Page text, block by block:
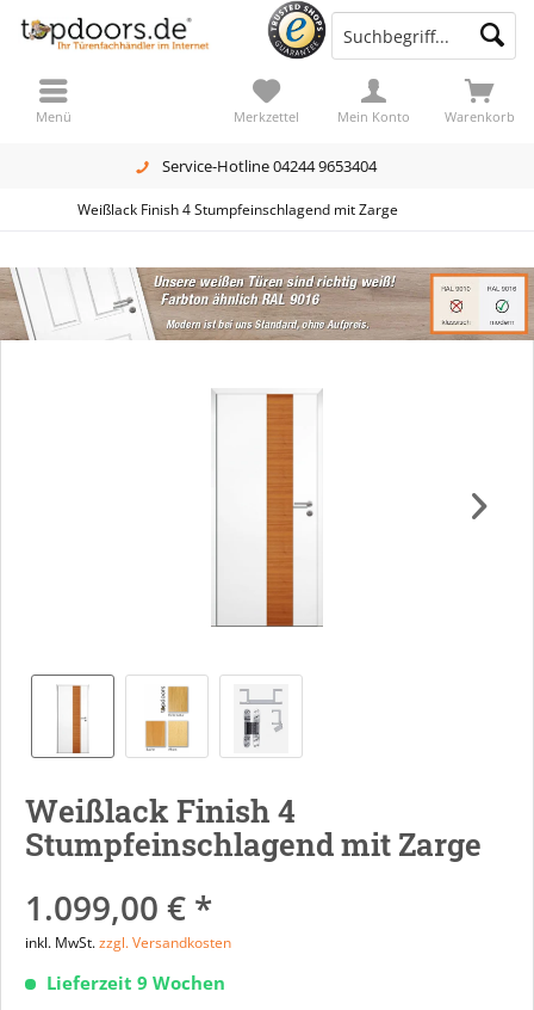
Service-Hotline 04244 9653404
Warenkorb
Merkzettel Mein Konto
Menü
Weißlack Finish 4 Stumpfeinschlagend mit Zarge
Weißlack Finish 4
Stumpfeinschlagend mit Zarge
1.099,00 € *
inkl. MwSt.zzgl. Versandkosten
Lieferzeit 9 Wochen